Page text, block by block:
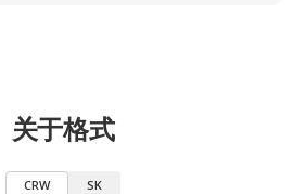
关于格式
CRW SK